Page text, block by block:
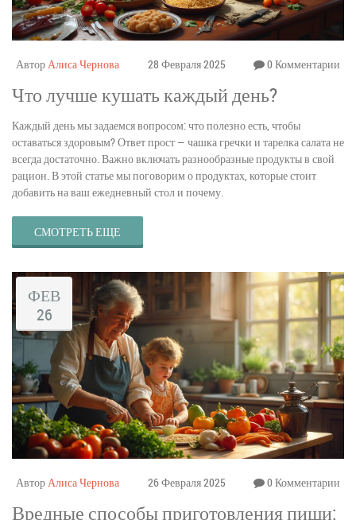
АвторАлиса Чернова 28 Февраля 2025 0 Комментарии
Что лучше кушать каждый день?
Каждый день мы задаемся вопросом: что полезно есть, чтобы
оставаться здоровым? Ответ прост — чашка гречки и тарелка салата не
всегда достаточно. Важно включать разнообразные продукты в свой
рацион. В этой статье мы поговорим о продуктах, которые стоит
добавить на ваш ежедневный стол и почему.
СМОТРЕТЬ ЕЩЕ
ФЕВ
26
АвторАлиса Чернова 26 Февраля 2025 0 Комментарии
Вредные способы приготовления пищи: